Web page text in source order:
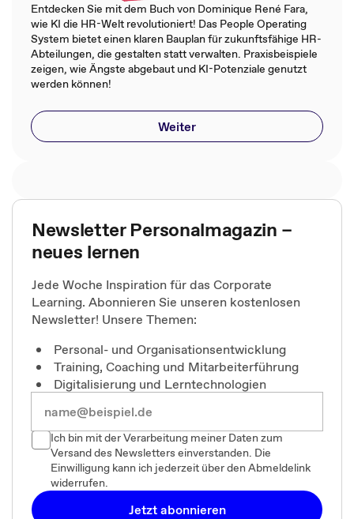
Entdecken Sie mit dem Buch von Dominique René Fara,
wie KI die HR-Welt revolutioniert! Das People Operating
System bietet einen klaren Bauplan für zukunftsfähige HR-
Abteilungen, die gestalten statt verwalten. Praxisbeispiele
zeigen, wie Ängste abgebaut und KI-Potenziale genutzt
werden können!
Weiter
Newsletter Personalmagazin –
neues lernen
Jede Woche Inspiration für das Corporate
Learning. Abonnieren Sie unseren kostenlosen
Newsletter! Unsere Themen:
Personal- und Organisationsentwicklung
Training, Coaching und Mitarbeiterführung
Digitalisierung und Lerntechnologien
Ich bin mit der Verarbeitung meiner Daten zum
Versand des Newsletters einverstanden. Die
Einwilligung kann ich jederzeit über den Abmeldelink
widerrufen.
Jetzt abonnieren